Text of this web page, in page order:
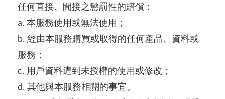
任何直接、間接之懲罰性的賠償：
a. 本服務使用或無法使用；
b. 經由本服務購買或取得的任何產品、資料或
服務；
c. 用戶資料遭到未授權的使用或修改；
d. 其他與本服務相關的事宜。